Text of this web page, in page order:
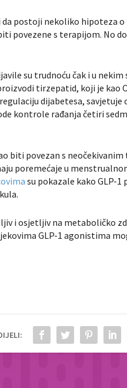
da postoji nekoliko hipoteza
povezene s terapijom. No
su trudnoću čak i u
tirzepatid, koji je kao
dijabetesa,
kontrole rađanja četiri
biti povezan s
poremećaje u
su pokazale kako GLP-1
i osjetljiv na metaboličko
GLP-1 agonistima